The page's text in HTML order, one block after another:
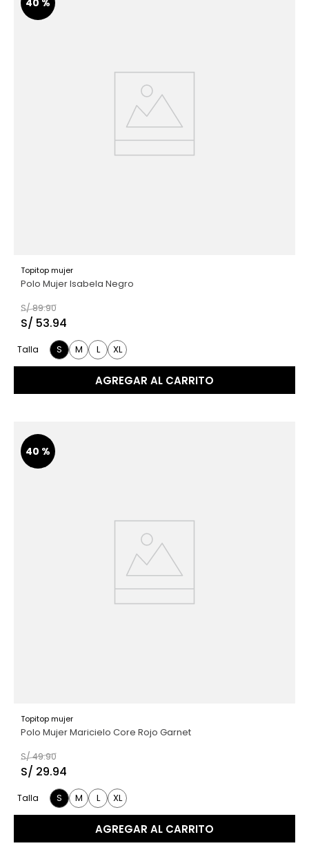
40 %
Topitop mujer
Polo Mujer Isabela Negro
S/89.90
S/ 53.94
Talla S M L XL
AGREGAR AL CARRITO
40 %
Topitop mujer
Polo Mujer Maricielo Core Rojo Garnet
S/49.90
S/ 29.94
Talla S M L XL
AGREGAR AL CARRITO